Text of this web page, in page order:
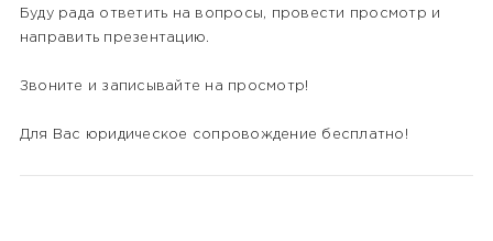
Буду рада ответить на вопросы, провести просмотр и
направить презентацию.
Звоните и записывайте на просмотр!
Для Вас юридическое сопровождение бесплатно!